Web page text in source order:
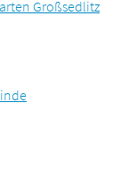
Großsedlitz